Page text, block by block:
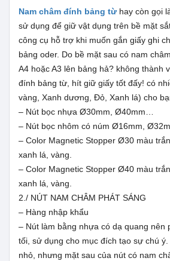
Nam châm đính bảng từhay còn gọi
sử dụng để giữ vật dụng trên bề mặt
công cụ hỗ trợ khi muốn gắn giấy ghi
bảng oder. Do bề mặt sau có nam
A4 hoặc A3 lên bảng hả? không thành
đính bảng từ, hít giữ giấy tốt đấy! có
vàng, Xanh dương, Đỏ, Xanh lá) cho
– Nút bọc nhựa Ø30mm, Ø40mm…
– Nút bọc nhôm có núm Ø16mm,
– Color Magnetic Stopper Ø30 màu
xanh lá, vàng.
– Color Magnetic Stopper Ø40 màu
xanh lá, vàng.
2./ NÚT NAM CHÂM PHÁT SÁNG
– Hàng nhập khẩu
– Nút làm bằng nhựa có dạ quang nên
tối, sử dụng cho mục đích tạo sự chú
nhỏ, nhưng mặt sau của nút có nam